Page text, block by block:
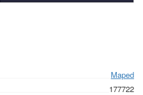
Maped
177722